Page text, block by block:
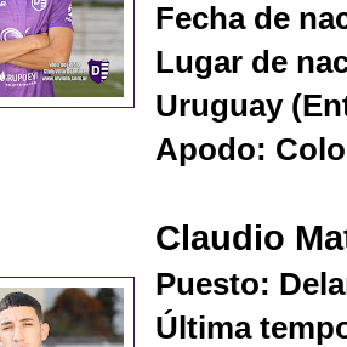
Fecha de
Lugar de
Uruguay
Apodo: Colo
Claudio
Puesto:
Última